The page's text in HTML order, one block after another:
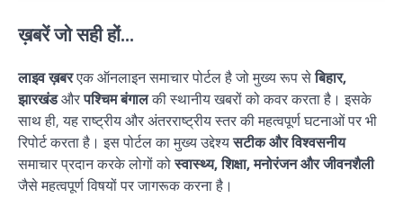
ख़बरें जो सही हों...
लाइव ख़बरएक ऑनलाइन समाचार पोर्टल है जो मुख्य रूप सेबिहार,
झारखंडऔरपश्चिम बंगालकी स्थानीय खबरों को कवर करता है। इसके
साथ ही, यह राष्ट्रीय और अंतरराष्ट्रीय स्तर की महत्वपूर्ण घटनाओं पर भी
रिपोर्ट करता है। इस पोर्टल का मुख्य उद्देश्यसटीक और विश्वसनीय
समाचार प्रदान करके लोगों कोस्वास्थ्य, शिक्षा, मनोरंजन और जीवनशैली
जैसे महत्वपूर्ण विषयों पर जागरूक करना है।